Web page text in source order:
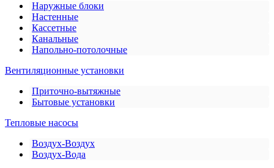
Наружные блоки
Настенные
Кассетные
Канальные
Напольно-потолочные
Вентиляционные установки
Приточно-вытяжные
Бытовые установки
Тепловые насосы
Воздух-Воздух
Воздух-Вода